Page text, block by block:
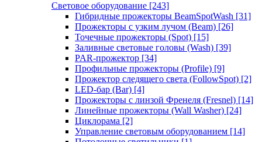
Световое оборудование [243]
Гибридные прожекторы BeamSpotWash [31]
Прожекторы с узким лучом (Beam) [26]
Точечные прожекторы (Spot) [15]
Заливные световые головы (Wash) [39]
PAR-прожектор [34]
Профильные прожекторы (Profile) [9]
Прожектор следящего света (FollowSpot) [2]
LED-бар (Bar) [4]
Прожекторы с линзой Френеля (Fresnel) [14]
Линейные прожекторы (Wall Washer) [24]
Циклорама [2]
Управление световым оборудованием [14]